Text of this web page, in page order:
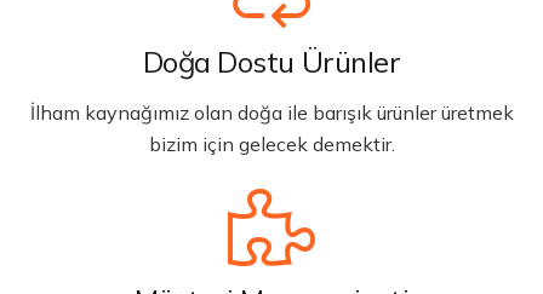
Doğa Dostu Ürünler
İlham kaynağımız olan doğa ile barışık ürünler üretmek
bizim için gelecek demektir.